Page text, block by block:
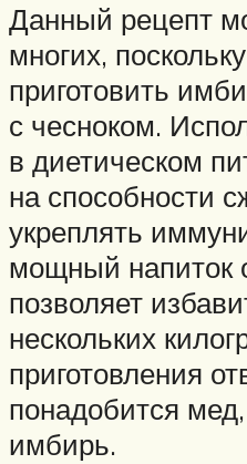
Данный рецепт
многих,
приготовить
с чесноком.
в диетическом
на способности
укреплять
мощный напиток
позволяет
нескольких
приготовления
понадобится
имбирь.